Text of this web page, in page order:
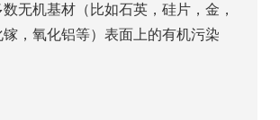
无机基材（比如石英，硅片，金，
，氧化铝等）表面上的有机污染